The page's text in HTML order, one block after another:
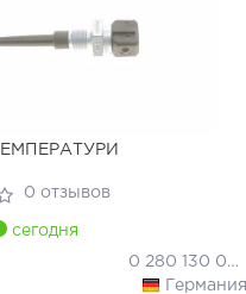
0 отзывов
сегодня
0 280 130 060
Германия